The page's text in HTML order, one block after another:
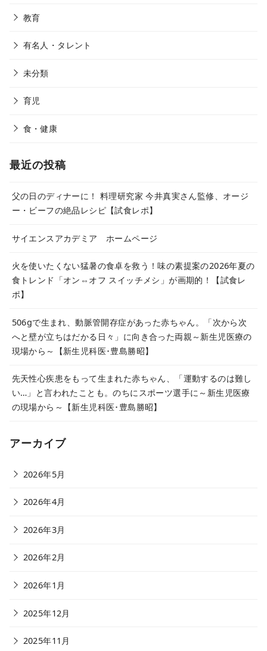
教育
有名人・タレント
未分類
育児
食・健康
最近の投稿
父の日のディナーに！ 料理研究家 今井真実さん監修、オージ
ー・ビーフの絶品レシピ【試食レポ】
サイエンスアカデミア ホームページ
火を使いたくない猛暑の食卓を救う！味の素提案の2026年夏の
食トレンド「オン⇔オフ スイッチメシ」が画期的！【試食レ
ポ】
506gで生まれ、動脈管開存症があった赤ちゃん。「次から次
へと壁が立ちはだかる日々」に向き合った両親～新生児医療の
現場から～【新生児科医･豊島勝昭】
先天性心疾患をもって生まれた赤ちゃん、「運動するのは難し
い…」と言われたことも。のちにスポーツ選手に～新生児医療
の現場から～【新生児科医･豊島勝昭】
アーカイブ
2026年5月
2026年4月
2026年3月
2026年2月
2026年1月
2025年12月
2025年11月